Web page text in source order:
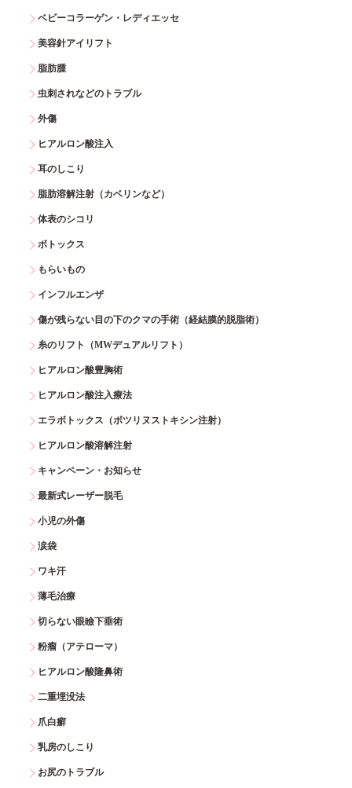
ベビーコラーゲン・レディエッセ
美容針アイリフト
脂肪腫
虫刺されなどのトラブル
外傷
ヒアルロン酸注入
耳のしこり
脂肪溶解注射（カベリンなど）
体表のシコリ
ボトックス
もらいもの
インフルエンザ
傷が残らない目の下のクマの手術（経結膜的脱脂術）
糸のリフト（MWデュアルリフト）
ヒアルロン酸豊胸術
ヒアルロン酸注入療法
エラボトックス（ボツリヌストキシン注射）
ヒアルロン酸溶解注射
キャンペーン・お知らせ
最新式レーザー脱毛
小児の外傷
涙袋
ワキ汗
薄毛治療
切らない眼瞼下垂術
粉瘤（アテローマ）
ヒアルロン酸隆鼻術
二重埋没法
爪白癬
乳房のしこり
お尻のトラブル